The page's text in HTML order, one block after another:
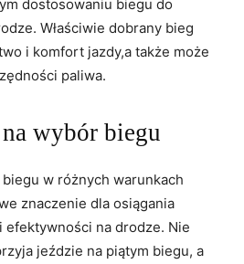
dostosowaniu biegu do
Właściwie dobrany bieg
i komfort jazdy,a także może
paliwa.
wybór biegu
w różnych warunkach
znaczenie dla osiągania
na drodze. Nie
jeździe na piątym biegu, a